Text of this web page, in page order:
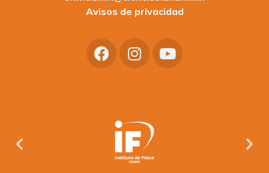
Avisos de privacidad